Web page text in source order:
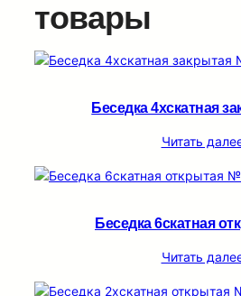
товары
Беседка 4хскатная
Читать
Беседка 6скатная
Читать